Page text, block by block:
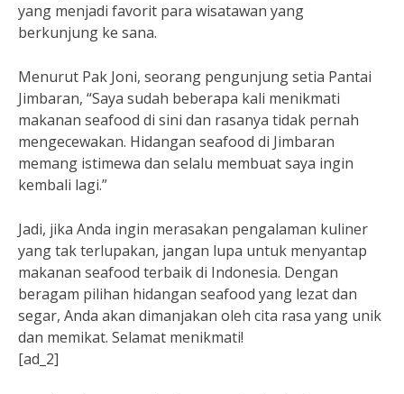
yang menjadi favorit para wisatawan yang
berkunjung ke sana.
Menurut Pak Joni, seorang pengunjung setia Pantai
Jimbaran, “Saya sudah beberapa kali menikmati
makanan seafood di sini dan rasanya tidak pernah
mengecewakan. Hidangan seafood di Jimbaran
memang istimewa dan selalu membuat saya ingin
kembali lagi.”
Jadi, jika Anda ingin merasakan pengalaman kuliner
yang tak terlupakan, jangan lupa untuk menyantap
makanan seafood terbaik di Indonesia. Dengan
beragam pilihan hidangan seafood yang lezat dan
segar, Anda akan dimanjakan oleh cita rasa yang unik
dan memikat. Selamat menikmati!
[ad_2]